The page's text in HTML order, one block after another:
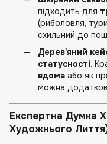
підходить для
(риболовля,
схильний до
Дерев'яний
статусності.
вдома або як
можна
Експертна Думка
Художнього